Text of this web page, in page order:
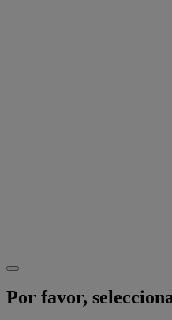
Por favor,